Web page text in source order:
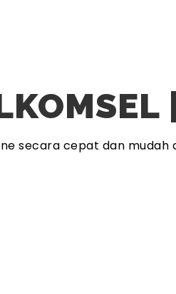
secara cepat dan mudah